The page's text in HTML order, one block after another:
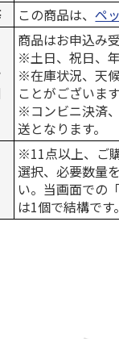
医師開発 ニオイ
とる砂専用 猫ト
レ ナチュラルグ
1,550円
料別・税込)
デ
ら
ン
(送
この商品は、ペ
商品はお申込み
※土日、祝日、
※在庫状況、天
ことがございま
※コンビニ決済
送となります。
※11点以上、ご
選択、必要数量
い。当画面での
は1個で結構です。